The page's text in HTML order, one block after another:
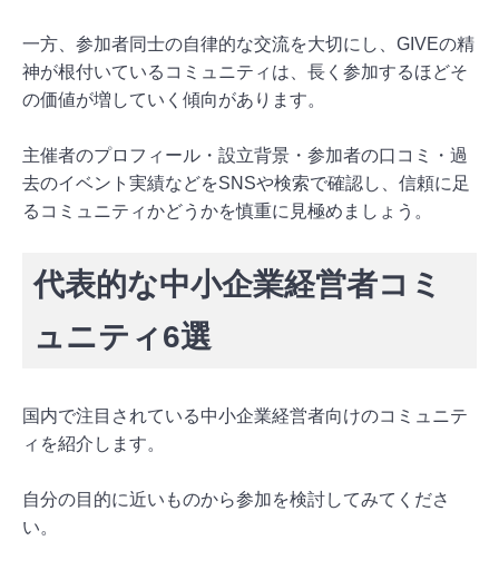
一方、参加者同士の自律的な交流を大切にし、GIVEの精
神が根付いているコミュニティは、長く参加するほどそ
の価値が増していく傾向があります。
主催者のプロフィール・設立背景・参加者の口コミ・過
去のイベント実績などをSNSや検索で確認し、信頼に足
るコミュニティかどうかを慎重に見極めましょう。
代表的な中小企業経営者コミ
ュニティ6選
国内で注目されている中小企業経営者向けのコミュニテ
ィを紹介します。
自分の目的に近いものから参加を検討してみてくださ
い。